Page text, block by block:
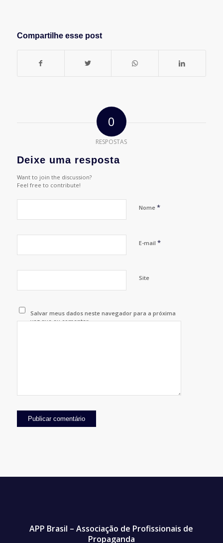
Compartilhe esse post
0
RESPOSTAS
Deixe uma resposta
Want to join the discussion?
Feel free to contribute!
Nome *
E-mail *
Site
Salvar meus dados neste navegador para a próxima
vez que eu comentar.
APP Brasil – Associação de Profissionais de
Propaganda